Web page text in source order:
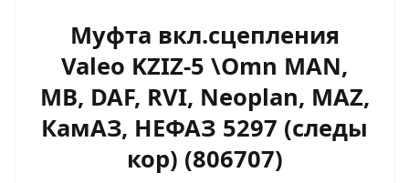
Муфта вкл.сцепления
Valeo KZIZ-5 \Omn MAN,
MB, DAF, RVI, Neoplan, MAZ,
КамАЗ, НЕФАЗ 5297 (следы
кор) (806707)